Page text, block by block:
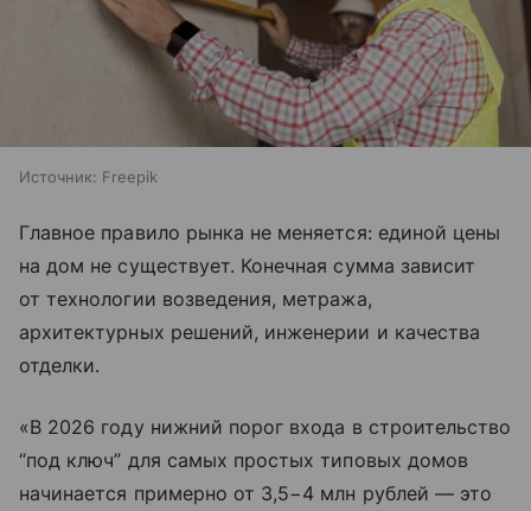
Источник: Freepik
Главное правило рынка не меняется: единой цены
на дом не существует. Конечная сумма зависит
от технологии возведения, метража,
архитектурных решений, инженерии и качества
отделки.
«В 2026 году нижний порог входа в строительство
“под ключ” для самых простых типовых домов
начинается примерно от 3,5−4 млн рублей — это